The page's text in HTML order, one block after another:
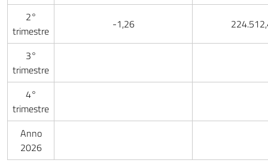
2°
trimestre
-1,26
3°
trimestre
4°
trimestre
Anno
2026